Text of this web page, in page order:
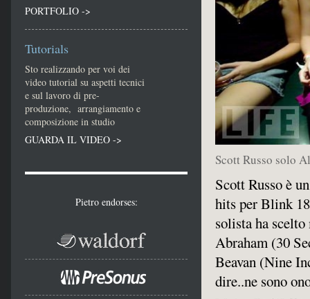
Scott Russo solo
Scott Russo è
hits per Blink
solista ha
Abraham (30
Beavan (Nine
dire..ne sono
PORTFOLIO ->
Tutorials
Sto realizzando per voi dei
video tutorial su aspetti tecnici
e sul lavoro di pre-
produzione, arrangiamento e
composizione in studio
GUARDA IL VIDEO ->
Pietro endorses: